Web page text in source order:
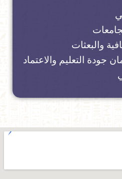
والبعثات
جودة التعليم والاعتماد